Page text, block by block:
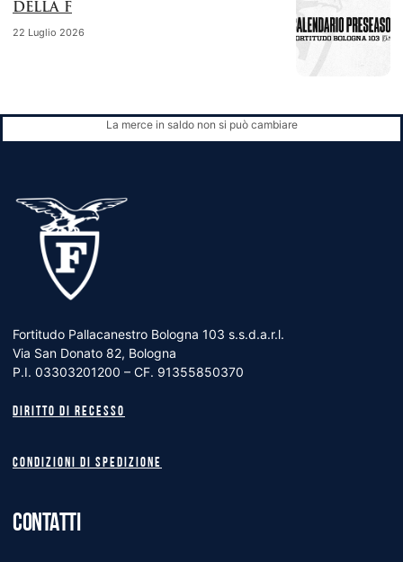
DELLA F
22 Luglio 2026
La merce in saldo non si può cambiare
Fortitudo Pallacanestro Bologna 103 s.s.d.a.r.l.
Via San Donato 82, Bologna
P.I. 03303201200 – CF. 91355850370
Diritto di recesso
Condizioni di spedizione
CONTATTI